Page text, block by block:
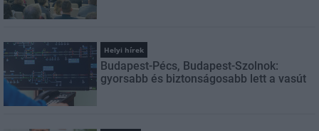
Helyi hírek
Budapest-Pécs, Budapest-Szolnok:
gyorsabb és biztonságosabb lett a vasút